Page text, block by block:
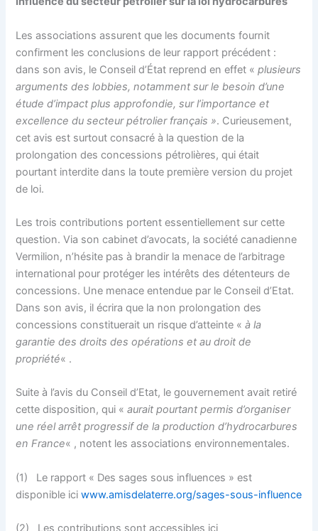
Les associations assurent que les documents fournit
confirment les conclusions de leur rapport précédent :
dans son avis, le Conseil d’État reprend en effet «plusieurs
arguments des lobbies, notamment sur le besoin d’une
étude d’impact plus approfondie, sur l’importance et
excellence du secteur pétrolier français ». Curieusement,
cet avis est surtout consacré à la question de la
prolongation des concessions pétrolières, qui était
pourtant interdite dans la toute première version du projet
de loi.
Les trois contributions portent essentiellement sur cette
question. Via son cabinet d’avocats, la société canadienne
Vermilion, n’hésite pas à brandir la menace de l’arbitrage
international pour protéger les intérêts des détenteurs de
concessions. Une menace entendue par le Conseil d’Etat.
Dans son avis, il écrira que la non prolongation des
concessions constituerait un risque d’atteinte «à la
garantie des droits des opérations et au droit de
propriété« .
Suite à l’avis du Conseil d’Etat, le gouvernement avait retiré
cette disposition, qui «aurait pourtant permis d’organiser
une réel arrêt progressif de la production d’hydrocarbures
en France« , notent les associations environnementales.
(1) Le rapport « Des sages sous influences » est
disponible iciwww.amisdelaterre.org/sages-sous-influence
(2) Les contributions sont accessibles ici